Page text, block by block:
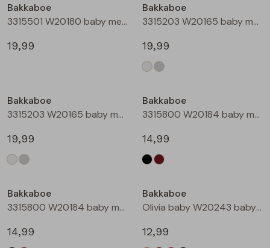
Bakkaboe
3315501 W20180 baby meisjes gilet/hesje Taupe
19,99
Bakkaboe
3315203 W20165 baby meisjes lange broek Cream
19,99
Bakkaboe
3315203 W20165 baby meisjes lange broek Grijs midden
19,99
Bakkaboe
3315800 W20184 baby meisjes rok kort Zwart
14,99
Bakkaboe
3315800 W20184 baby meisjes rok kort Bruin donker
14,99
Bakkaboe
Olivia baby W20243 baby meisjes T-shirt lm Kit
12,99